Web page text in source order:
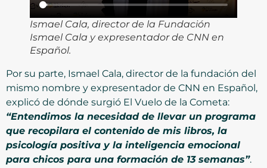
Ismael Cala, director de la Fundación
Ismael Cala y expresentador de CNN en
Español.
Por su parte, Ismael Cala, director de la fundación del
mismo nombre y expresentador de CNN en Español,
explicó de dónde surgió El Vuelo de la Cometa:
“Entendimos la necesidad de llevar un programa
que recopilara el contenido de mis libros, la
psicología positiva y la inteligencia emocional
para chicos para una formación de 13 semanas”.